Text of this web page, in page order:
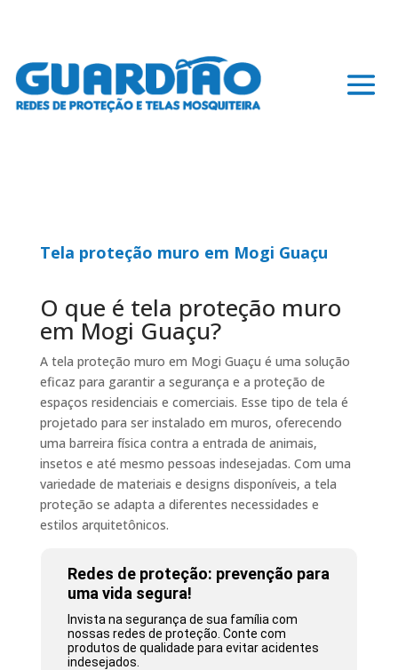
Tela proteção muro em Mogi Guaçu
O que é tela proteção muro
em Mogi Guaçu?
A tela proteção muro em Mogi Guaçu é uma solução
eficaz para garantir a segurança e a proteção de
espaços residenciais e comerciais. Esse tipo de tela é
projetado para ser instalado em muros, oferecendo
uma barreira física contra a entrada de animais,
insetos e até mesmo pessoas indesejadas. Com uma
variedade de materiais e designs disponíveis, a tela
proteção se adapta a diferentes necessidades e
estilos arquitetônicos.
Redes de proteção: prevenção para
uma vida segura!
Invista na segurança de sua família com
nossas redes de proteção. Conte com
produtos de qualidade para evitar acidentes
indesejados.